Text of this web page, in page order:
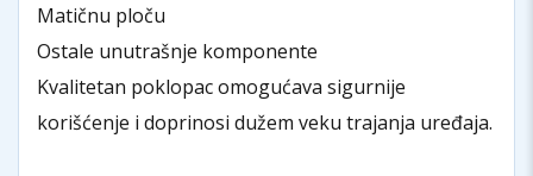
Matičnu ploču
Ostale unutrašnje komponente
Kvalitetan poklopac omogućava sigurnije
korišćenje i doprinosi dužem veku trajanja uređaja.